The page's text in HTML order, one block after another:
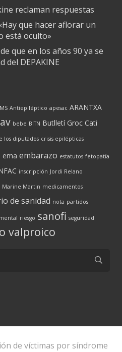
reclaman respuestas
que hacer aflorar un
está oculto»
que en los años 90 ya se
del DEPAKINE
Antiepiléptico apesac ARANTXA
bebe BITN Butlletí Groc Cati
los diputados crisis epilépticas
ema embarazo estatutos fetopatía
inscripción Jordi Relano
Marine Martin medicamentos
de sanidad nota partidos
riesgo sanofi seguridad
valproico
de víctimas por síndrome